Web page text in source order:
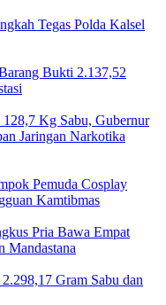
Tegas Polda Kalsel
Bukti 2.137,52
128,7 Kg Sabu, Gubernur
Jaringan Narkotika
Pemuda Cosplay
Kamtibmas
Pria Bawa Empat
Mandastana
Gram Sabu dan